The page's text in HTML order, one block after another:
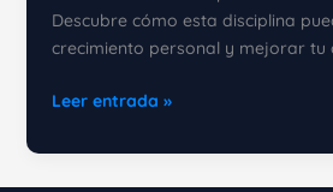
Descubre cómo esta disciplina
crecimiento personal y mejorar tu
PNL:
Guía
para
Leer entrada »